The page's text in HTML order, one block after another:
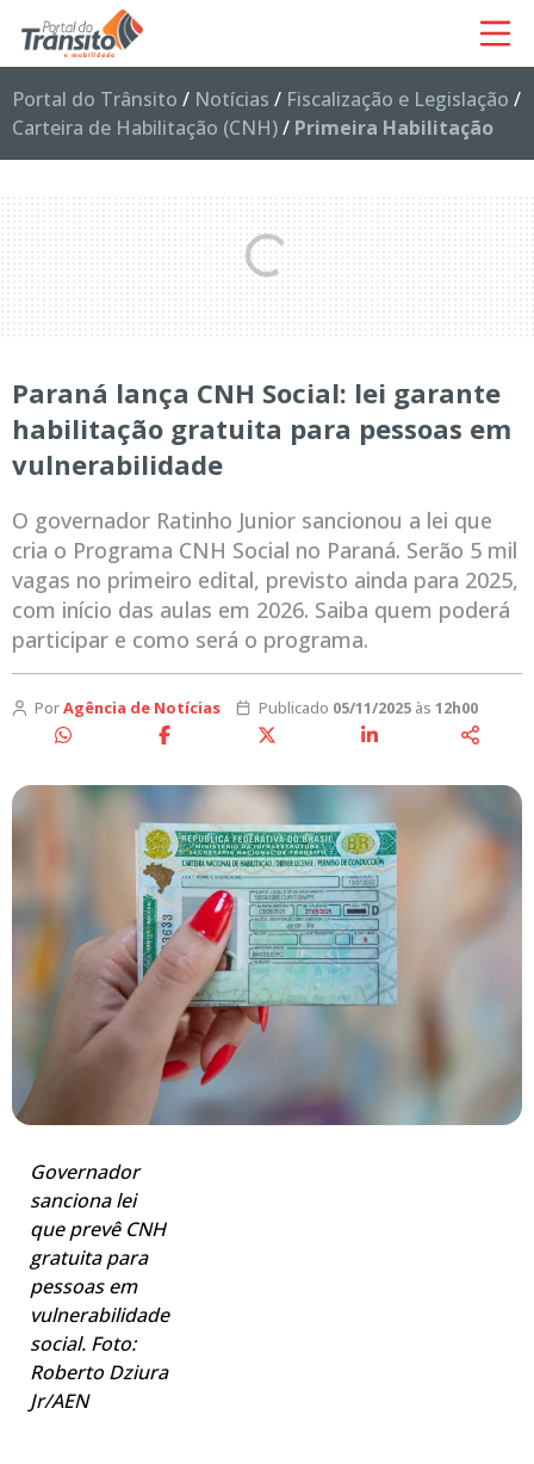
Portal do Trânsito / Notícias / Fiscalização e Legislação /
Carteira de Habilitação (CNH)/ Primeira Habilitação
Paraná lança CNH Social: lei garante
habilitação gratuita para pessoas em
vulnerabilidade
O governador Ratinho Junior sancionou a lei que
cria o Programa CNH Social no Paraná. Serão 5 mil
vagas no primeiro edital, previsto ainda para 2025,
com início das aulas em 2026. Saiba quem poderá
participar e como será o programa.
PorAgência de Notícias Publicado 05/11/2025às 12h00
Governador
sanciona lei
que prevê CNH
gratuita para
pessoas em
vulnerabilidade
social. Foto:
Roberto Dziura
Jr/AEN